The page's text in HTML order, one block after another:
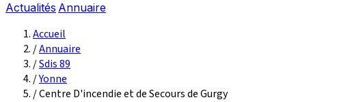
Actualités Annuaire
Accueil
/Annuaire
/Sdis 89
/Yonne
/Centre D'incendie et de Secours de Gurgy